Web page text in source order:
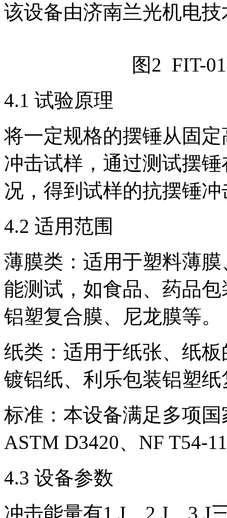
该设备由济南兰光机电
图2 FIT-
4.1 试验原理
将一定规格的摆锤从固
冲击试样，通过测试摆
况，得到试样的抗摆锤冲
4.2 适用范围
薄膜类：适用于塑料薄
能测试，如食品、药品
铝塑复合膜、尼龙膜等。
纸类：适用于纸张、纸
镀铝纸、利乐包装铝塑
标准：本设备满足多项
ASTM D3420、NF T54-
4.3 设备参数
冲击能量有1 J、2 J、3 J